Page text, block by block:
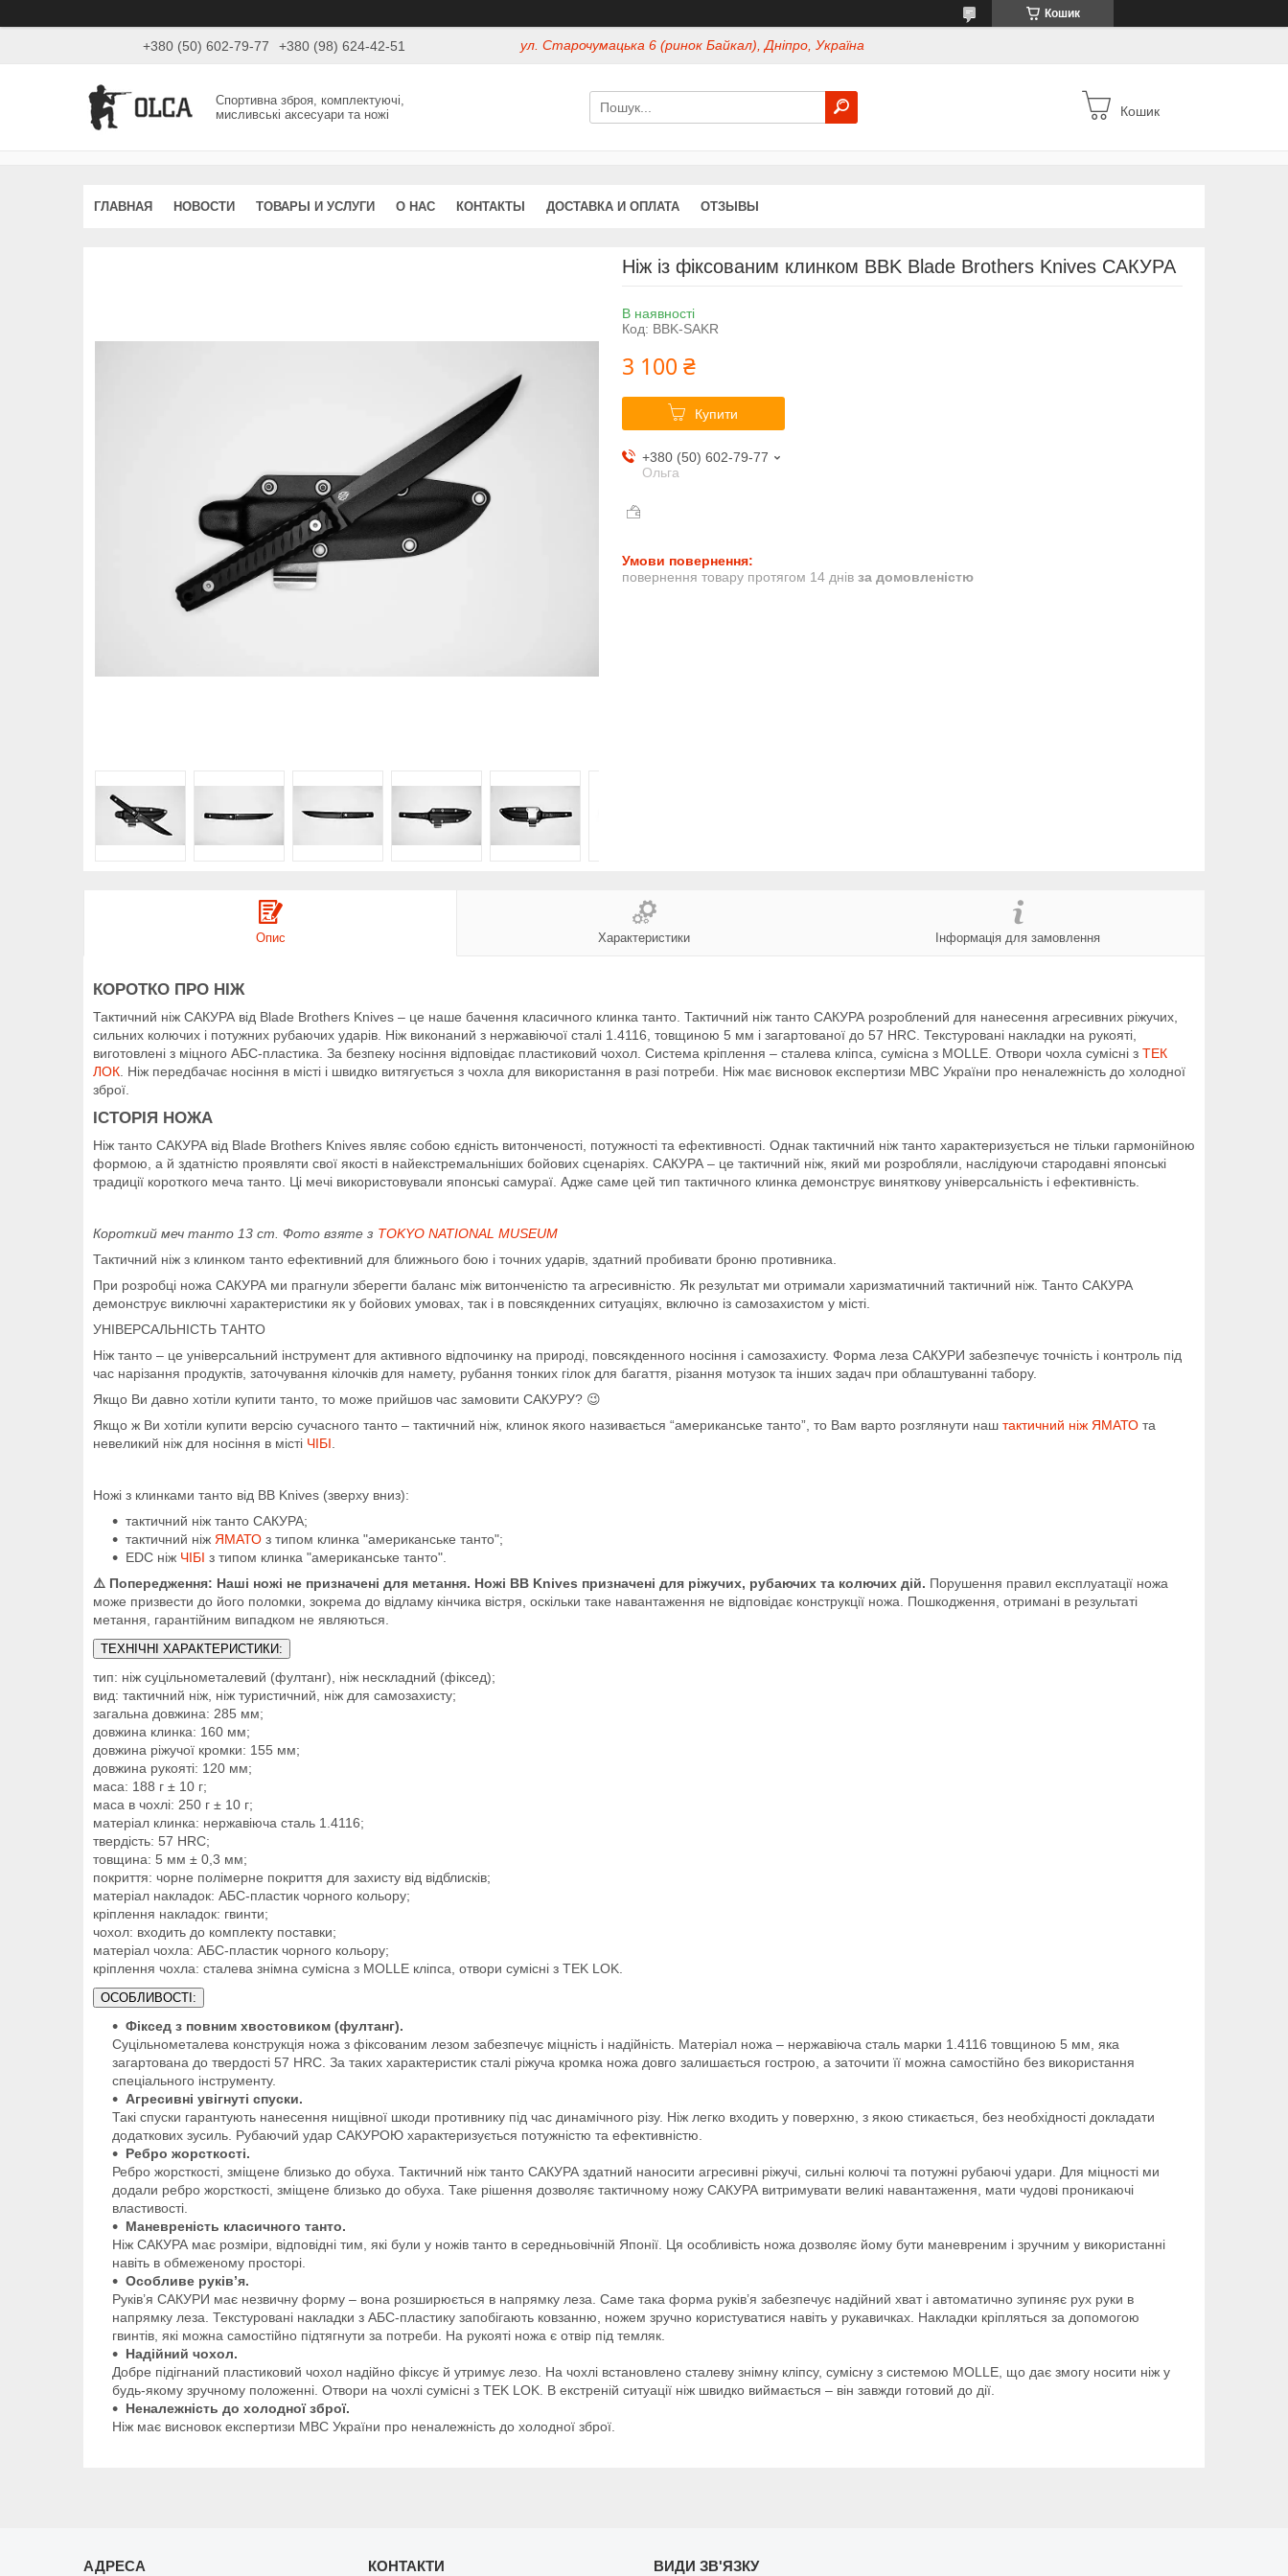
Кошик
+380 (50) 602-79-77 +380 (98) 624-42-51 ул. Старочумацька 6 (ринок Байкал), Дніпро, Україна
Спортивна зброя, комплектуючі,
мисливські аксесуари та ножі
Кошик
ГЛАВНАЯ НОВОСТИ ТОВАРЫ И УСЛУГИ О НАС КОНТАКТЫ ДОСТАВКА И ОПЛАТА ОТЗЫВЫ
Ніж із фіксованим клинком BBK Blade Brothers Knives САКУРА
В наявності
Код: BBK-SAKR
3 100 ₴
Купити
+380 (50) 602-79-77
Ольга
повернення товару протягом 14 днів за домовленістю
Опис Характеристики Інформація для замовлення
КОРОТКО ПРО НІЖ
Тактичний ніж САКУРА від Blade Brothers Knives – це наше бачення класичного клинка танто. Тактичний ніж танто САКУРА розроблений для нанесення агресивних ріжучих,
сильних колючих і потужних рубаючих ударів. Ніж виконаний з нержавіючої сталі 1.4116, товщиною 5 мм і загартованої до 57 HRC. Текстуровані накладки на рукояті,
виготовлені з міцного АБС-пластика. За безпеку носіння відповідає пластиковий чохол. Система кріплення – сталева кліпса, сумісна з MOLLE. Отвори чохла сумісні з ТЕК
ЛОК . Ніж передбачає носіння в місті і швидко витягується з чохла для використання в разі потреби. Ніж має висновок експертизи МВС України про неналежність до холодної
зброї.
ІСТОРІЯ НОЖА
Ніж танто САКУРА від Blade Brothers Knives являє собою єдність витонченості, потужності та ефективності. Однак тактичний ніж танто характеризується не тільки гармонійною
формою, а й здатністю проявляти свої якості в найекстремальніших бойових сценаріях. САКУРА – це тактичний ніж, який ми розробляли, наслідуючи стародавні японські
традиції короткого меча танто. Ці мечі використовували японські самураї. Адже саме цей тип тактичного клинка демонструє виняткову універсальність і ефективність.
Короткий меч танто 13 ст. Фото взяте з TOKYO NATIONAL MUSEUM
Тактичний ніж з клинком танто ефективний для ближнього бою і точних ударів, здатний пробивати броню противника.
При розробці ножа САКУРА ми прагнули зберегти баланс між витонченістю та агресивністю. Як результат ми отримали харизматичний тактичний ніж. Танто САКУРА
демонструє виключні характеристики як у бойових умовах, так і в повсякденних ситуаціях, включно із самозахистом у місті.
УНІВЕРСАЛЬНІСТЬ ТАНТО
Ніж танто – це універсальний інструмент для активного відпочинку на природі, повсякденного носіння і самозахисту. Форма леза САКУРИ забезпечує точність і контроль під
час нарізання продуктів, заточування кілочків для намету, рубання тонких гілок для багаття, різання мотузок та інших задач при облаштуванні табору.
Якщо Ви давно хотіли купити танто, то може прийшов час замовити САКУРУ? 😉
Якщо ж Ви хотіли купити версію сучасного танто – тактичний ніж, клинок якого називається “американське танто”, то Вам варто розглянути наш тактичний ніж ЯМАТО та
невеликий ніж для носіння в місті ЧІБІ
Ножі з клинками танто від BB Knives (зверху вниз):
тактичний ніж танто САКУРА;
тактичний ніж ЯМАТО з типом клинка "американське танто";
EDC ніж ЧІБІ з типом клинка "американське танто".
⚠️ Попередження: Наші ножі не призначені для метання. Ножі BB Knives призначені для ріжучих, рубаючих та колючих дій. Порушення правил експлуатації ножа
може призвести до його поломки, зокрема до відламу кінчика вістря, оскільки таке навантаження не відповідає конструкції ножа. Пошкодження, отримані в результаті
метання, гарантійним випадком не являються.
ТЕХНІЧНІ ХАРАКТЕРИСТИКИ:
тип: ніж суцільнометалевий (фултанг), ніж нескладний (фіксед);
вид: тактичний ніж, ніж туристичний, ніж для самозахисту;
загальна довжина: 285 мм;
довжина клинка: 160 мм;
довжина ріжучої кромки: 155 мм;
довжина рукояті: 120 мм;
маса: 188 г ± 10 г;
маса в чохлі: 250 г ± 10 г;
матеріал клинка: нержавіюча сталь 1.4116;
твердість: 57 HRC;
товщина: 5 мм ± 0,3 мм;
покриття: чорне полімерне покриття для захисту від відблисків;
матеріал накладок: АБС-пластик чорного кольору;
кріплення накладок: гвинти;
чохол: входить до комплекту поставки;
матеріал чохла: АБС-пластик чорного кольору;
кріплення чохла: сталева знімна сумісна з MOLLE кліпса, отвори сумісні з TEK LOK.
ОСОБЛИВОСТІ:
Фіксед з повним хвостовиком (фултанг).
Суцільнометалева конструкція ножа з фіксованим лезом забезпечує міцність і надійність. Матеріал ножа – нержавіюча сталь марки 1.4116 товщиною 5 мм, яка
загартована до твердості 57 HRC. За таких характеристик сталі ріжуча кромка ножа довго залишається гострою, а заточити її можна самостійно без використання
спеціального інструменту.
Агресивні увігнуті спуски.
Такі спуски гарантують нанесення нищівної шкоди противнику під час динамічного різу. Ніж легко входить у поверхню, з якою стикається, без необхідності докладати
додаткових зусиль. Рубаючий удар САКУРОЮ характеризується потужністю та ефективністю.
Ребро жорсткості.
Ребро жорсткості, зміщене близько до обуха. Тактичний ніж танто САКУРА здатний наносити агресивні ріжучі, сильні колючі та потужні рубаючі удари. Для міцності ми
додали ребро жорсткості, зміщене близько до обуха. Таке рішення дозволяє тактичному ножу САКУРА витримувати великі навантаження, мати чудові проникаючі
властивості.
Маневреність класичного танто.
Ніж САКУРА має розміри, відповідні тим, які були у ножів танто в середньовічній Японії. Ця особливість ножа дозволяє йому бути маневреним і зручним у використанні
навіть в обмеженому просторі.
Особливе руків’я.
Руків’я САКУРИ має незвичну форму – вона розширюється в напрямку леза. Саме така форма руків’я забезпечує надійний хват і автоматично зупиняє рух руки в
напрямку леза. Текстуровані накладки з АБС-пластику запобігають ковзанню, ножем зручно користуватися навіть у рукавичках. Накладки кріпляться за допомогою
гвинтів, які можна самостійно підтягнути за потреби. На рукояті ножа є отвір під темляк.
Надійний чохол.
Добре підігнаний пластиковий чохол надійно фіксує й утримує лезо. На чохлі встановлено сталеву знімну кліпсу, сумісну з системою MOLLE, що дає змогу носити ніж у
будь-якому зручному положенні. Отвори на чохлі сумісні з TEK LOK. В екстреній ситуації ніж швидко виймається – він завжди готовий до дії.
Неналежність до холодної зброї.
Ніж має висновок експертизи МВС України про неналежність до холодної зброї.